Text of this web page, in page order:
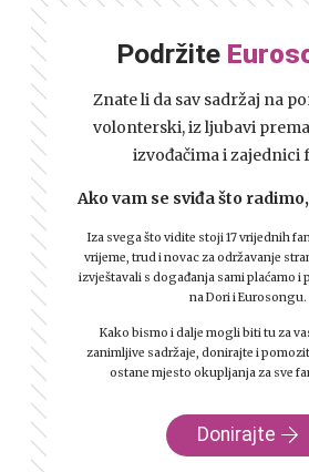
Podržite
Znate li da sav sadržaj na
volonterski, iz ljubavi
izvođačima i zajednici
Ako vam se sviđa što
Iza svega što vidite stoji 17 vrijednih
vrijeme, trud i novac za održavanje
izvještavali s događanja sami plaćamo i
na Dori i Eurosongu.
Kako bismo i dalje mogli biti tu za
zanimljive sadržaje, donirajte i
ostane mjesto okupljanja za sve
Donirajte